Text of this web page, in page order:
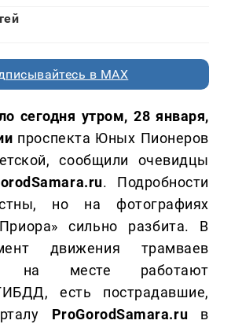
в MAX
сегодня утром, 28 января,
проспекта Юных Пионеров
сообщили очевидцы
. Подробности
но на фотографиях
сильно разбита. В
движения трамваев
на месте работают
есть пострадавшие,
ProGorodSamara.ru в